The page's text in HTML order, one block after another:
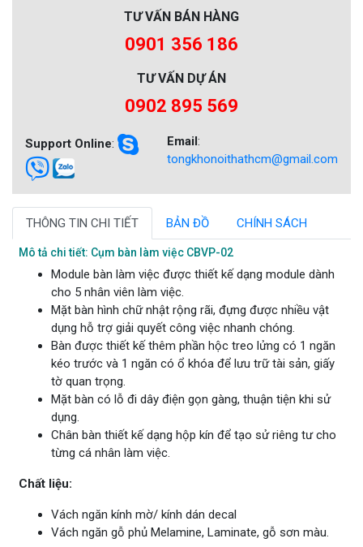
TƯ VẤN BÁN HÀNG
0901 356 186
TƯ VẤN DỰ ÁN
0902 895 569
Support Online: Email:
tongkhonoithathcm@gmail.com
THÔNG TIN CHI TIẾT BẢN ĐỒ CHÍNH SÁCH
Mô tả chi tiết: Cụm bàn làm việc CBVP-02
Module bàn làm việc được thiết kế dạng module dành
cho 5 nhân viên làm việc.
Mặt bàn hình chữ nhật rộng rãi, đựng được nhiều vật
dụng hỗ trợ giải quyết công việc nhanh chóng.
Bàn được thiết kế thêm phần hộc treo lửng có 1 ngăn
kéo trước và 1 ngăn có ổ khóa để lưu trữ tài sản, giấy
tờ quan trọng.
Mặt bàn có lỗ đi dây điện gọn gàng, thuận tiện khi sử
dụng.
Chân bàn thiết kế dạng hộp kín để tạo sử riêng tư cho
từng cá nhân làm việc.
Chất liệu:
Vách ngăn kính mờ/ kính dán decal
Vách ngăn gỗ phủ Melamine, Laminate, gỗ sơn màu.